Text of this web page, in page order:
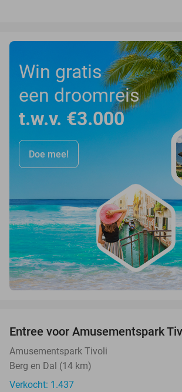
Win gratis
een droomreis
t.w.v. €3.000
Doe mee!
Entree voor Amusementspark
Amusementspark Tivoli
Berg en Dal (14 km)
Verkocht: 1.437